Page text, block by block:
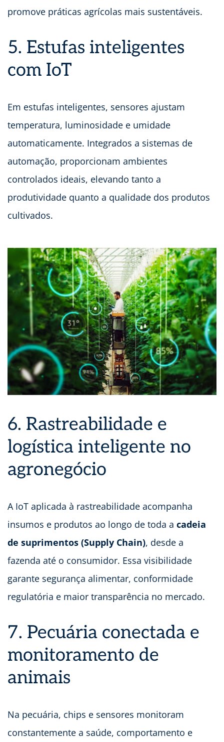
promove práticas agrícolas mais sustentáveis.
5. Estufas inteligentes
com IoT
Em estufas inteligentes, sensores ajustam
temperatura, luminosidade e umidade
automaticamente. Integrados a sistemas de
automação, proporcionam ambientes
controlados ideais, elevando tanto a
produtividade quanto a qualidade dos produtos
cultivados.
6. Rastreabilidade e
logística inteligente no
agronegócio
A IoT aplicada à rastreabilidade acompanha
insumos e produtos ao longo de toda a cadeia
de suprimentos (Supply Chain), desde a
fazenda até o consumidor. Essa visibilidade
garante segurança alimentar, conformidade
regulatória e maior transparência no mercado.
7. Pecuária conectada e
monitoramento de
animais
Na pecuária, chips e sensores monitoram
constantemente a saúde, comportamento e